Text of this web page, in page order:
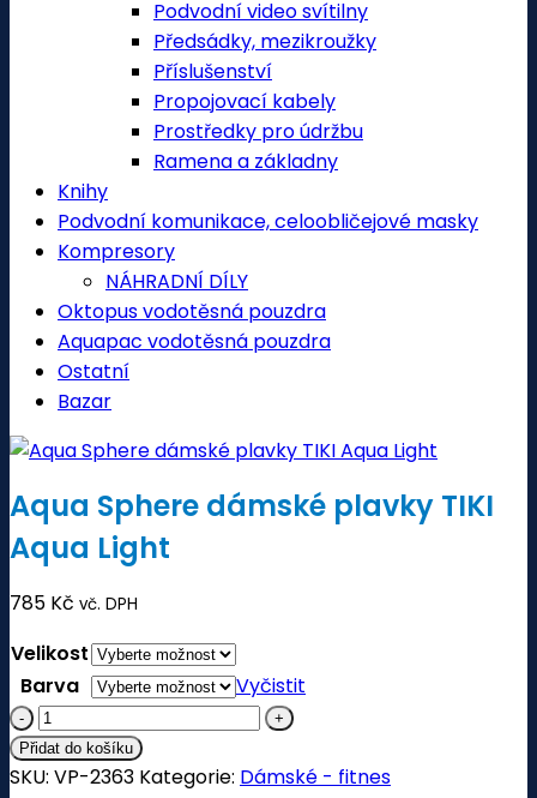
Podvodní video svítilny
Předsádky, mezikroužky
Příslušenství
Propojovací kabely
Prostředky pro údržbu
Ramena a základny
Knihy
Podvodní komunikace, celoobličejové masky
Kompresory
NÁHRADNÍ DÍLY
Oktopus vodotěsná pouzdra
Aquapac vodotěsná pouzdra
Ostatní
Bazar
Aqua Sphere dámské plavky TIKI
Aqua Light
785 Kč vč. DPH
Velikost
Barva
Vyčistit
Aqua
Sphere
dámské
Přidat do košíku
SKU: VP-2363 Kategorie: Dámské - fitnes